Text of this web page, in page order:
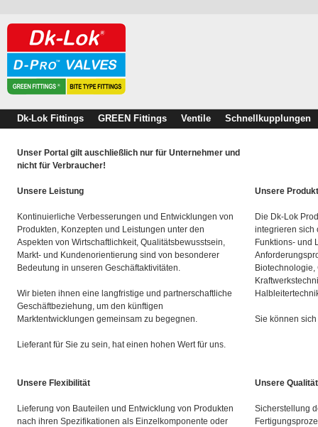
Dk-Lok Fittings GREEN Fittings Ventile Schnellkupplungen
Unser Portal gilt auschließlich nur für Unternehmer und
nicht für Verbraucher!
Unsere Leistung
Kontinuierliche Verbesserungen und Entwicklungen von
Produkten, Konzepten und Leistungen unter den
Aspekten von Wirtschaftlichkeit, Qualitätsbewusstsein,
Markt- und Kundenorientierung sind von besonderer
Bedeutung in unseren Geschäftaktivitäten.
Wir bieten ihnen eine langfristige und partnerschaftliche
Geschäftbeziehung, um den künftigen
Marktentwicklungen gemeinsam zu begegnen.
Lieferant für Sie zu sein, hat einen hohen Wert für uns.
Unsere
Die Dk-Lok
integrieren sich
Funktions- und
Sie können
Unsere Flexibilität
Lieferung von Bauteilen und Entwicklung von Produkten
nach ihren Spezifikationen als Einzelkomponente oder
Unsere Qualität
Sicherstellung